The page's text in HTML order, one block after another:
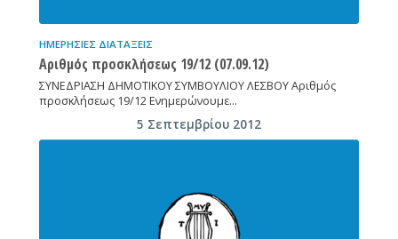
ΗΜΕΡΉΣΙΕΣ ΔΙΑΤΆΞΕΙΣ
Αριθμός προσκλήσεως 19/12 (07.09.12)
ΣΥΝΕΔΡΙΑΣΗ ΔΗΜΟΤΙΚΟΥ ΣΥΜΒΟΥΛΙΟΥ ΛΕΣΒΟΥ Αριθμός
προσκλήσεως 19/12 Ενημερώνουμε…
5 Σεπτεμβρίου 2012